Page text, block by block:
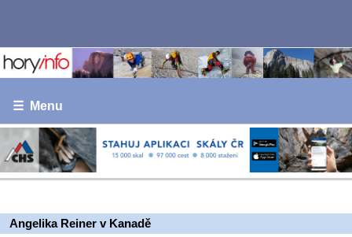
☰ Menu
Angelika Reiner v Kanadě